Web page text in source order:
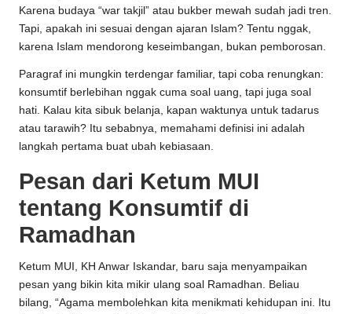
Karena budaya “war takjil” atau bukber mewah sudah jadi tren.
Tapi, apakah ini sesuai dengan ajaran Islam? Tentu nggak,
karena Islam mendorong keseimbangan, bukan pemborosan.
Paragraf ini mungkin terdengar familiar, tapi coba renungkan:
konsumtif berlebihan nggak cuma soal uang, tapi juga soal
hati. Kalau kita sibuk belanja, kapan waktunya untuk tadarus
atau tarawih? Itu sebabnya, memahami definisi ini adalah
langkah pertama buat ubah kebiasaan.
Pesan dari Ketum MUI
tentang Konsumtif di
Ramadhan
Ketum MUI, KH Anwar Iskandar, baru saja menyampaikan
pesan yang bikin kita mikir ulang soal Ramadhan. Beliau
bilang, “Agama membolehkan kita menikmati kehidupan ini. Itu